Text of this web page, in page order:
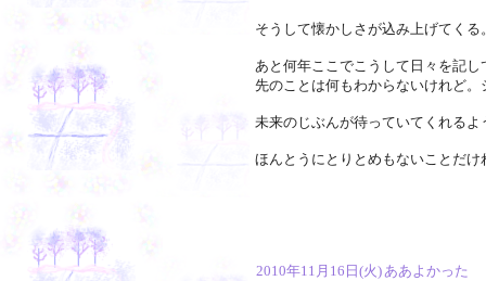
そうして懐かしさが込み上げてく
あと何年ここでこうして日々を記し
先のことは何もわからないけれど
未来のじぶんが待っていてくれるよ
ほんとうにとりとめもないことだ
2010年11月16日(火)ああよかった